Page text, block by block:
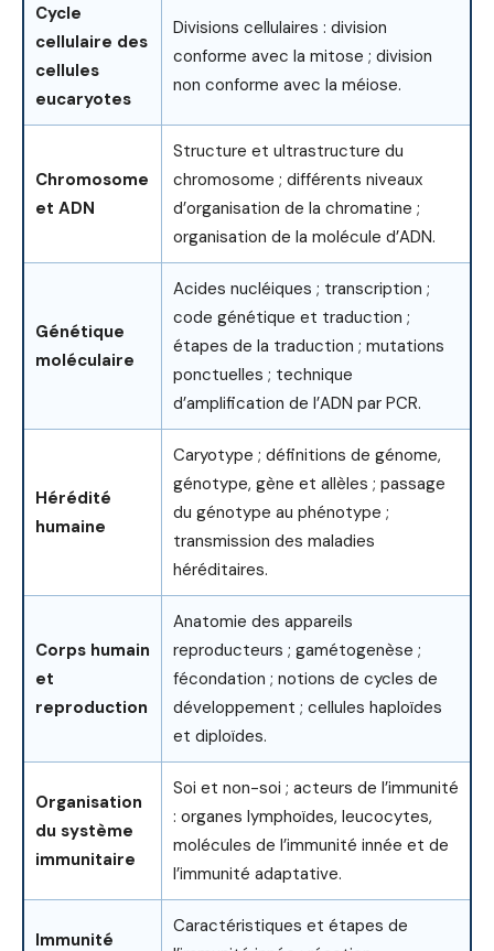
Cycle
cellulaire des
cellules
eucaryotes
Divisions cellulaires : division
conforme avec la mitose ; division
non conforme avec la méiose.
Chromosome
et ADN
Structure et ultrastructure du
chromosome ; différents niveaux
d’organisation de la chromatine ;
organisation de la molécule d’ADN.
Génétique
moléculaire
Acides nucléiques ; transcription ;
code génétique et traduction ;
étapes de la traduction ; mutations
ponctuelles ; technique
d’amplification de l’ADN par PCR.
Hérédité
humaine
Caryotype ; définitions de génome,
génotype, gène et allèles ; passage
du génotype au phénotype ;
transmission des maladies
héréditaires.
Corps humain
et
reproduction
Anatomie des appareils
reproducteurs ; gamétogenèse ;
fécondation ; notions de cycles de
développement ; cellules haploïdes
et diploïdes.
Organisation
du système
immunitaire
Soi et non-soi ; acteurs de l’immunité
: organes lymphoïdes, leucocytes,
molécules de l’immunité innée et de
l’immunité adaptative.
Immunité
Caractéristiques et étapes de